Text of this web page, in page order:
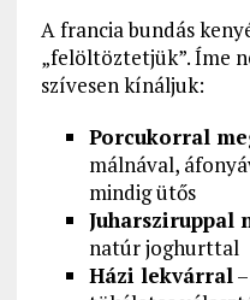
A francia bundás
„felöltöztetjük”. Íme
szívesen kínáljuk:
Porcukorral
málnával,
mindig ütős
Juharsziruppal
natúr joghurttal
Házi lekvárral–